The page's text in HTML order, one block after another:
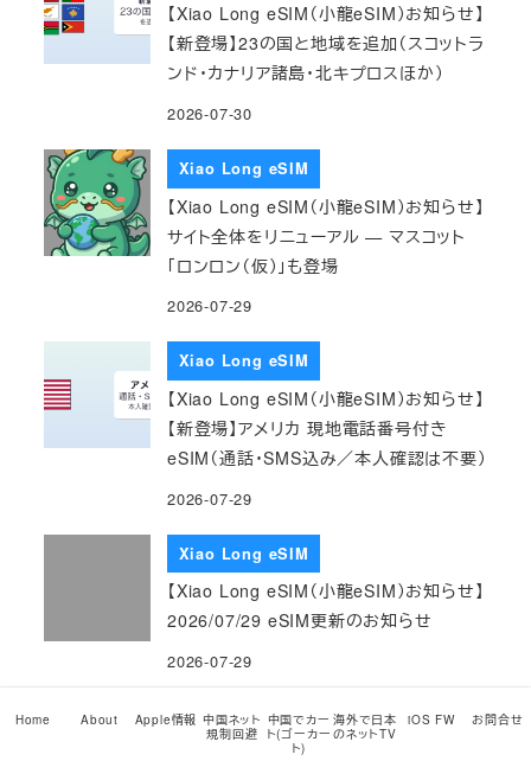
【Xiao Long eSIM（小龍eSIM）お知らせ】
【新登場】23の国と地域を追加（スコットラ
ンド・カナリア諸島・北キプロスほか）
2026-07-30
Xiao Long eSIM
【Xiao Long eSIM（小龍eSIM）お知らせ】
サイト全体をリニューアル — マスコット
「ロンロン（仮）」も登場
2026-07-29
Xiao Long eSIM
【Xiao Long eSIM（小龍eSIM）お知らせ】
【新登場】アメリカ 現地電話番号付き
eSIM（通話・SMS込み／本人確認は不要）
2026-07-29
Xiao Long eSIM
【Xiao Long eSIM（小龍eSIM）お知らせ】
2026/07/29 eSIM更新のお知らせ
2026-07-29
Xiao Long eSIM
【Xiao Long eSIM（小龍eSIM）お知らせ】
Home About Apple情報 中国ネット
規制回避
中国でカー
ト(ゴーカー
ト)
海外で日本
のネットTV
iOS FW お問合せ